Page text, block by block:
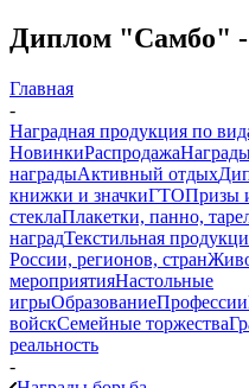
Диплом "Самбо" -
Главная
-
Наградная продукция по
НовинкиРаспродажа
наградыАктивный отдых
книжки и значкиГТОПризы
стеклаПлакетки, панно,
наградТекстильная
России, регионов, стран
мероприятияНастольные
игрыОбразованиеПрофессии
войскСемейные торжества
реальность
-